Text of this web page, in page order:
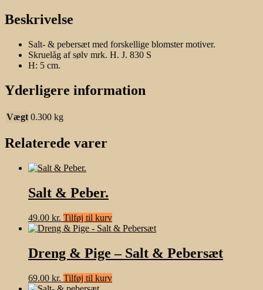
Beskrivelse
Salt- & pebersæt med forskellige blomster motiver.
Skruelåg af sølv mrk. H. J. 830 S
H: 5 cm.
Yderligere information
Vægt 0.300 kg
Relaterede varer
Salt & Peber.
49.00 kr. Tilføj til kurv
Dreng & Pige – Salt & Pebersæt
69.00 kr. Tilføj til kurv